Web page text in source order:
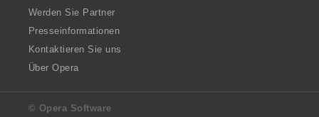
Werden Sie Partner
Presseinformationen
Kontaktieren Sie uns
Über Opera
© Opera Software